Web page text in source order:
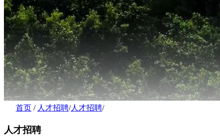
首页 / 人才招聘/人才招聘/
人才招聘